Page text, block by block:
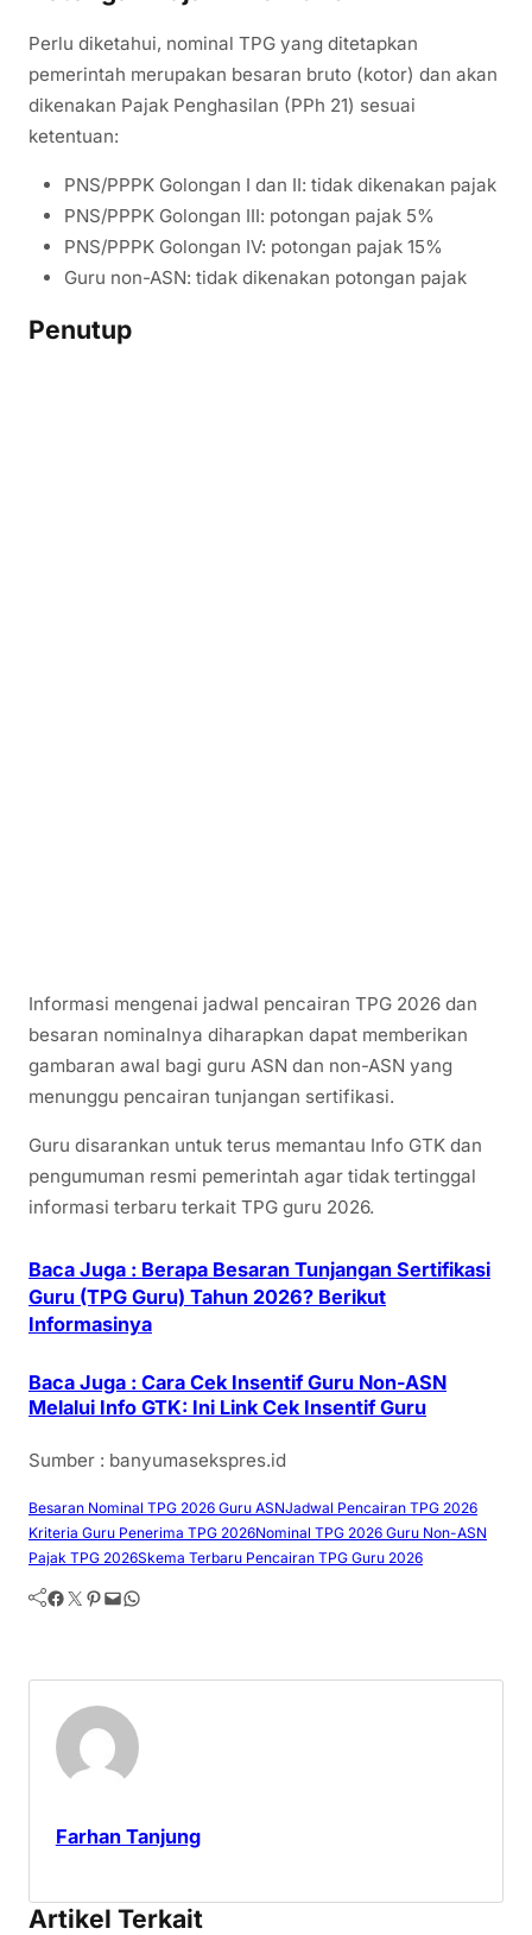
Perlu diketahui, nominal TPG yang ditetapkan
pemerintah merupakan besaran bruto (kotor) dan akan
dikenakan Pajak Penghasilan (PPh 21) sesuai
ketentuan:
PNS/PPPK Golongan I dan II: tidak dikenakan pajak
PNS/PPPK Golongan III: potongan pajak 5%
PNS/PPPK Golongan IV: potongan pajak 15%
Guru non-ASN: tidak dikenakan potongan pajak
Penutup
Informasi mengenai jadwal pencairan TPG 2026 dan
besaran nominalnya diharapkan dapat memberikan
gambaran awal bagi guru ASN dan non-ASN yang
menunggu pencairan tunjangan sertifikasi.
Guru disarankan untuk terus memantau Info GTK dan
pengumuman resmi pemerintah agar tidak tertinggal
informasi terbaru terkait TPG guru 2026.
Baca Juga : Berapa Besaran Tunjangan Sertifikasi
Guru (TPG Guru) Tahun 2026? Berikut
Informasinya
Baca Juga : Cara Cek Insentif Guru Non-ASN
Melalui Info GTK: Ini Link Cek Insentif Guru
Sumber : banyumasekspres.id
Besaran Nominal TPG 2026 Guru ASNJadwal Pencairan TPG 2026
Kriteria Guru Penerima TPG 2026Nominal TPG 2026 Guru Non-ASN
Pajak TPG 2026Skema Terbaru Pencairan TPG Guru 2026
Facebook Twitter Pinterest Mail WhatsApp
Farhan Tanjung
Artikel Terkait